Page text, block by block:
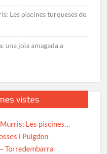
Les piscines turqueses de
una joia amagada a
vistes
Les piscines…
i Puigdon
Torredembarra